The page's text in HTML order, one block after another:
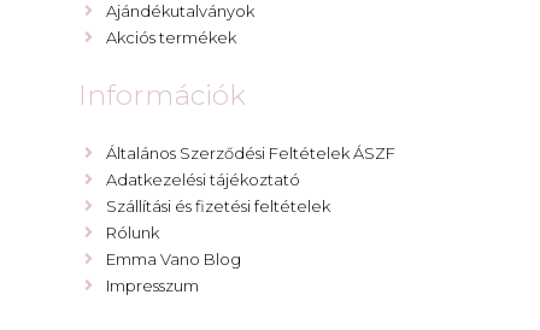
Ajándékutalványok
Akciós termékek
Információk
Általános Szerződési Feltételek ÁSZF
Adatkezelési tájékoztató
Szállítási és fizetési feltételek
Rólunk
Emma Vano Blog
Impresszum